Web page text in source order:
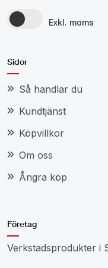
Exkl. moms
Sidor
Så handlar du
Kundtjänst
Köpvillkor
Om oss
Ångra köp
Företag
Verkstadsprodukter i